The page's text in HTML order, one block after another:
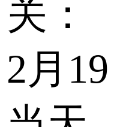
关：
2月